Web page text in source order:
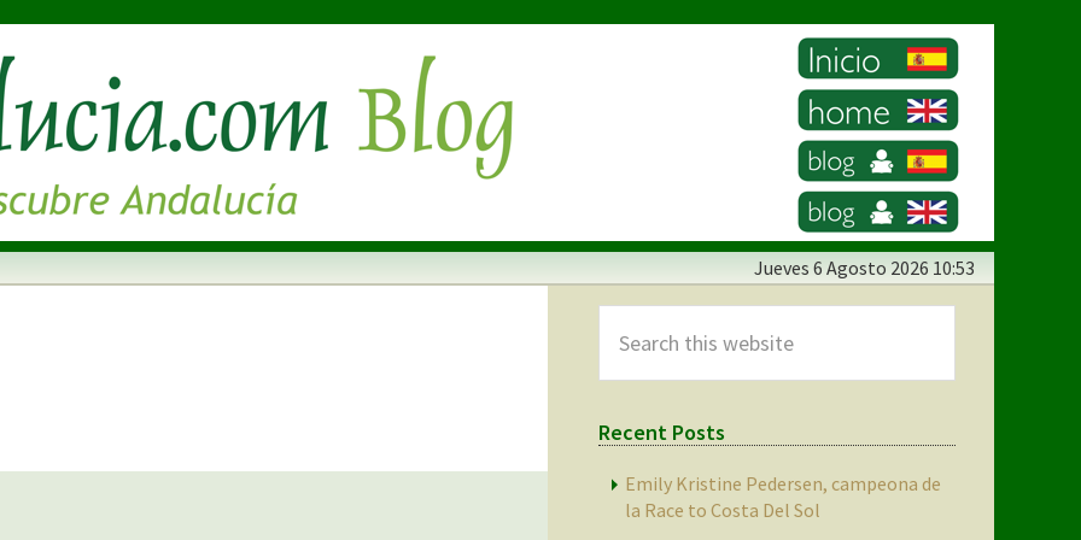
Jueves 6 Agosto 2026 10:53
Sidebar
this
website
Recent Posts
Emily Kristine Pedersen, campeona de
la Race to Costa Del Sol